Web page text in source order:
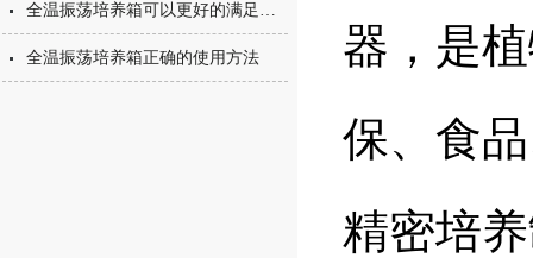
全温振荡培养箱可以更好的满足用户的需求
全温振荡培养箱正确的使用方法
器，是
保、食
精密培